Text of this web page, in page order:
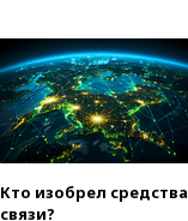
Кто изобрел средства
связи?